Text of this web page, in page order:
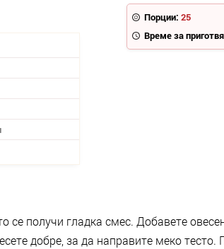
Порции: 25
Време за
се получи гладка смес. Добавете
добре, за да направите меко